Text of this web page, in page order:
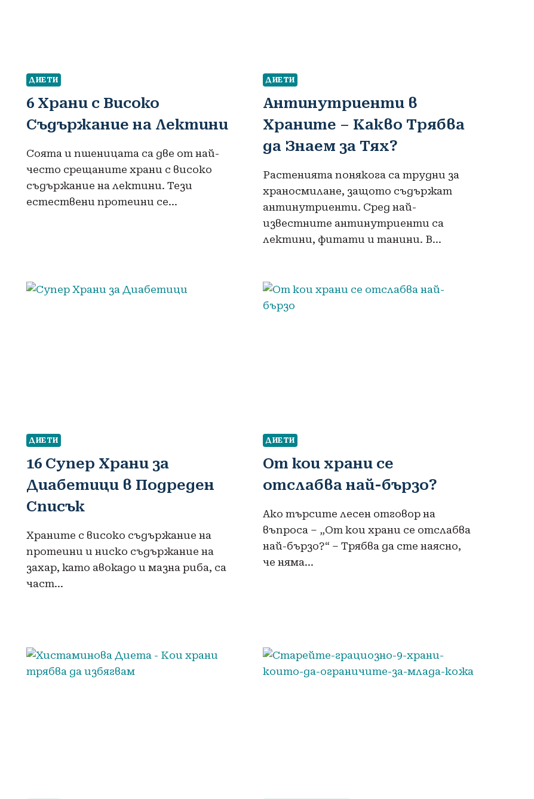
ДИЕТИ
6 Храни с Високо
Съдържание на Лектини
Соята и пшеницата са две от най-
често срещаните храни с високо
съдържание на лектини. Тези
естествени протеини се…
ДИЕТИ
Антинутриенти в
Храните – Какво Трябва
да Знаем за Тях?
Растенията понякога са трудни за
храносмилане, защото съдържат
антинутриенти. Сред най-
известните антинутриенти са
лектини, фитати и танини. В…
ДИЕТИ
16 Супер Храни за
Диабетици в Подреден
Списък
Храните с високо съдържание на
протеини и ниско съдържание на
захар, като авокадо и мазна риба, са
част…
ДИЕТИ
От кои храни се
отслабва най-бързо?
Ако търсите лесен отговор на
въпроса – „От кои храни се отслабва
най-бързо?“ – Трябва да сте наясно,
че няма…